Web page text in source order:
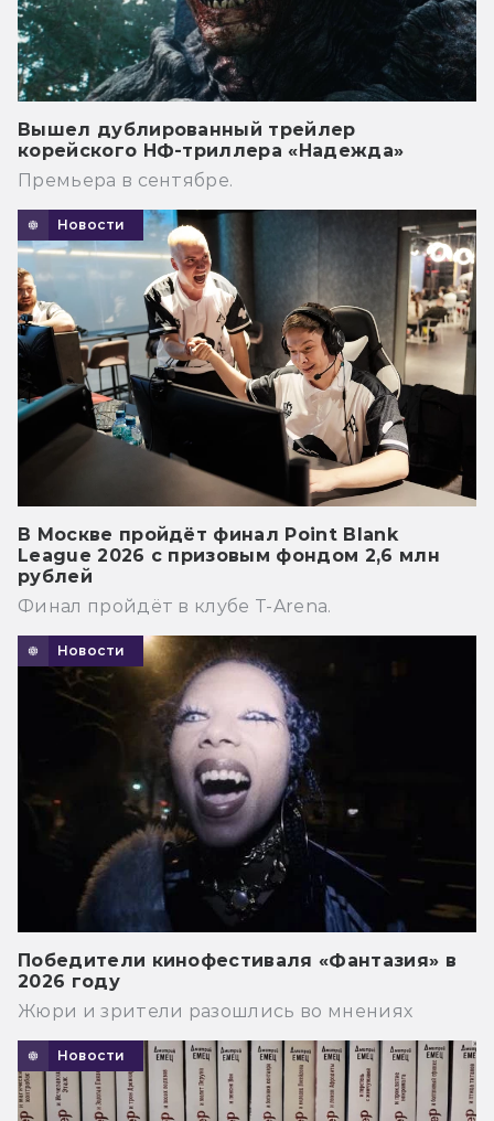
Вышел дублированный трейлер
корейского НФ-триллера «Надежда»
Премьера в сентябре.
Новости
В Москве пройдёт финал Point Blank
League 2026 с призовым фондом 2,6 млн
рублей
Финал пройдёт в клубе T-Arena.
Новости
Победители кинофестиваля «Фантазия» в
2026 году
Жюри и зрители разошлись во мнениях
Новости